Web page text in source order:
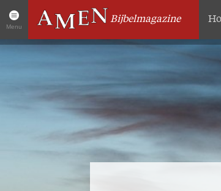
Menu
Bijbelmagazine
AMEN Actueel
Zoek in alle artikelen